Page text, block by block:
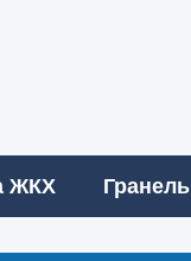
ЖКХ Гранель